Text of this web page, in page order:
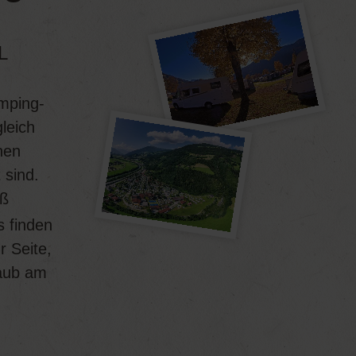
sind.
finden
Seite,
am